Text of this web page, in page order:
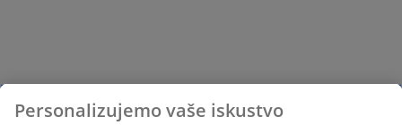
Personalizujemo vaše iskustvo